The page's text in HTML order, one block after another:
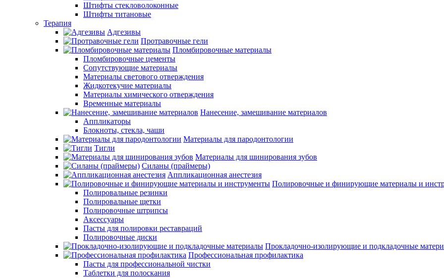
Штифты стекловолоконные
Штифты титановые
Терапия
Адгезивы
Протравочные гели
Пломбировочные материалы
Пломбировочные цементы
Сопутствующие материалы
Материалы светового отверждения
Жидкотекучие материалы
Материалы химического отверждения
Временные материалы
Нанесение, замешивание материалов
Аппликаторы
Блокноты, стекла, чаши
Материалы для пародонтологии
Тигли
Материалы для шинирования зубов
Силаны (праймеры)
Аппликационная анестезия
Полировочные и финирующие материалы и
Полировальные резинки
Полировальные щетки
Полировочные штрипсы
Аксессуары
Пасты для полировки реставраций
Полировочные диски
Прокладочно-изолирующие и подкладочные
Профессиональная профилактика
Пасты для профессиональной чистки
Таблетки для полоскания